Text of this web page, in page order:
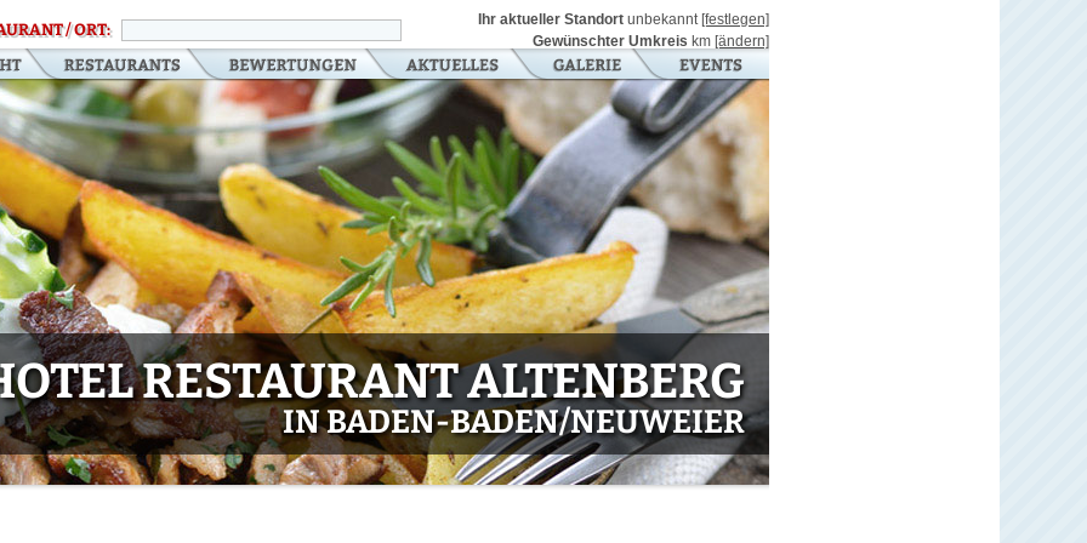
/ ORT:
Ihr aktueller Standort unbekannt [festlegen]
Gewünschter Umkreis km [ändern]
RESTAURANT ALTENBERG
IN BADEN-BADEN/NEUWEIER